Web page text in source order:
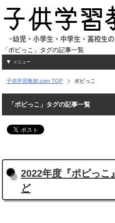
「ポピっこ」タグの記事一覧
メニュー
子供学習教材.com TOP ポピっこ
「ポピっこ」タグの記事一覧
2022年度『ポピっこ
ど